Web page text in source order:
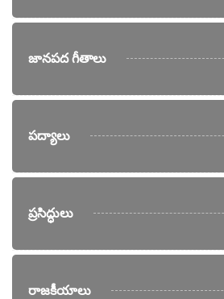
జానపద గీతాలు
పద్యాలు
ప్రసిద్ధులు
రాజకీయాలు